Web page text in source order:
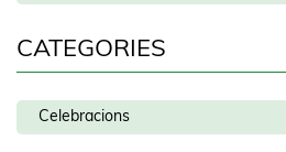
CATEGORIES
Celebracions